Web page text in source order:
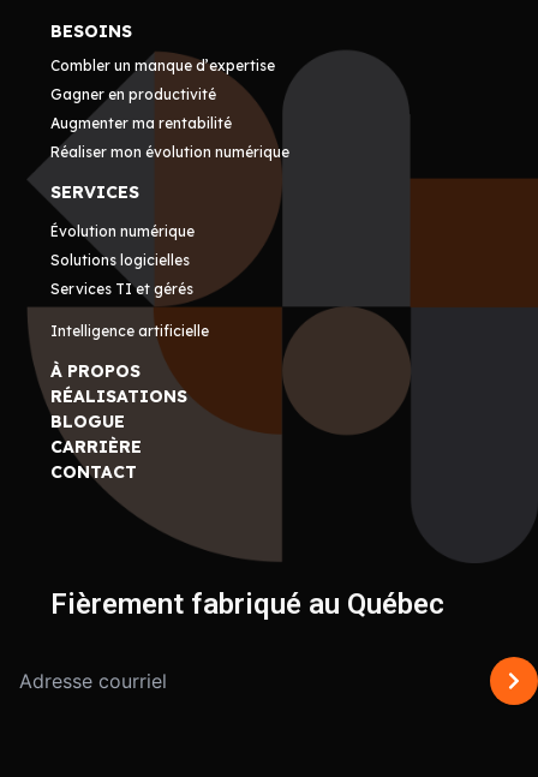
BESOINS
Combler un manque d’expertise
Gagner en productivité
Augmenter ma rentabilité
Réaliser mon évolution numérique
SERVICES
Évolution numérique
Solutions logicielles
Services TI et gérés
Intelligence artificielle
À PROPOS
RÉALISATIONS
BLOGUE
CARRIÈRE
CONTACT
Fièrement fabriqué au Québec